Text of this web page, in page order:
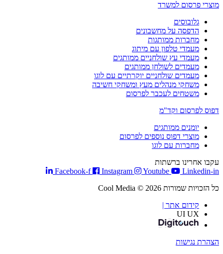
מוצרי פרסום למשרד
גלובוסים
הדפסה על מחשבונים
מחברות ממותגות
מעמדי טלפון עם מיתוג
מעמדי עץ שולחניים ממותגים
מעמדים לשולחן ממותגים
מעמדים שולחניים יוקרתיים עם לוגו
משחקי מנהלים מעץ ומשחקי חשיבה
משטחים לעכבר לפרסום
דפוס לפרסום וקד"מ
יומנים ממותגים
מוצרי דפוס נוספים לפרסום
מחברות עם לוגו
עקבו אחרינו ברשתות
Facebook-f
Instagram Youtube
Linkedin-in
כל הזכויות שמורות Cool Media © 2026
קידום אתר |
UI UX
הצהרת נגישות